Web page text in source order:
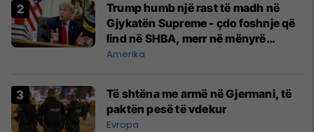
Trump humb një rast të madh në
Gjykatën Supreme - çdo foshnje që
lind në SHBA, merr në mënyrë
automatike shtetësinë amerikane
Amerika
Të shtëna me armë në Gjermani, të
paktën pesë të vdekur
Evropa